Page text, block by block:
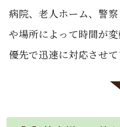
病院、老人ホーム、警
や場所によって時間が
優先で迅速に対応させて